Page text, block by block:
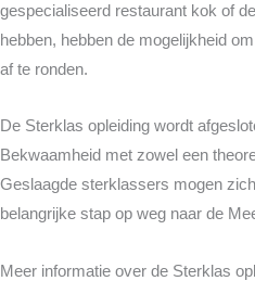
gespecialiseerd restaurant kok of
hebben, hebben de mogelijkheid
af te ronden.
De Sterklas opleiding wordt
Bekwaamheid met zowel een
Geslaagde sterklassers mogen
belangrijke stap op weg naar de
Meer informatie over de Sterklas